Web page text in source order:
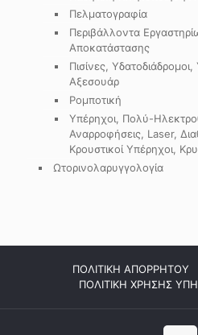
Πελματογραφία
Περιβάλλοντα
Αποκατάστασης
Πισίνες,
Αξεσουάρ
Ρομποτική
Υπέρηχοι, Πολύ-
Αναρροφήσεις, Laser,
Κρουστικοί Υπέρηχοι,
Ωτορινολαρυγγολογία
ΠΟΛΙΤΙΚΗ ΑΠΟΡΡΗΤΟΥ
ΠΟΛΙΤΙΚΗ ΧΡΗΣΗΣ